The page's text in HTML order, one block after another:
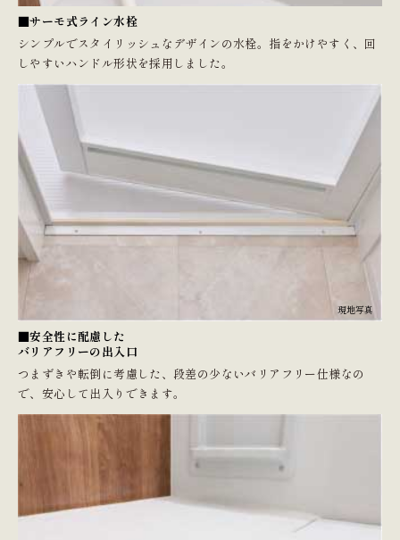
■サーモ式ライン水栓
シンプルでスタイリッシュなデザインの水栓。指をかけやすく、回
しやすいハンドル形状を採用しました。
現地写真
■安全性に配慮した
バリアフリーの出入口
つまずきや転倒に考慮した、段差の少ないバリアフリー仕様なの
で、安心して出入りできます。